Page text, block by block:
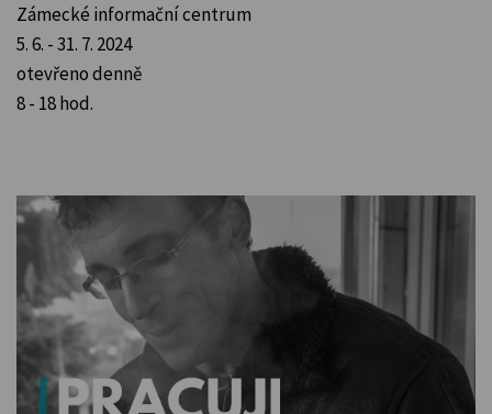
Zámecké informační centrum
5. 6. - 31. 7. 2024
otevřeno denně
8 - 18 hod.